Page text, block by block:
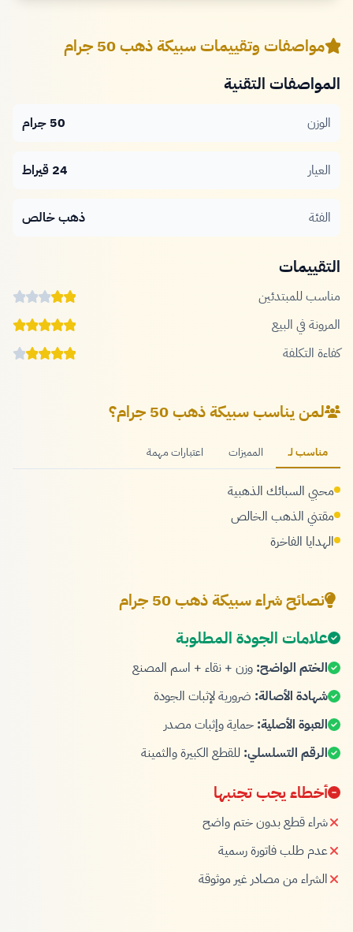
مواصفات وتقييمات سبيكة ذهب 50 جرام
المواصفات التقنية
الوزن 50 جرام
العيار 24 قيراط
الفئة ذهب خالص
التقييمات
مناسب للمبتدئين
المرونة في البيع
كفاءة التكلفة
لمن يناسب سبيكة ذهب 50 جرام؟
مناسب لـ المميزات اعتبارات مهمة
محبي السبائك الذهبية
مقتني الذهب الخالص
الهدايا الفاخرة
نصائح شراء سبيكة ذهب 50 جرام
علامات الجودة المطلوبة
الختم الواضح: وزن + نقاء + اسم المصنع
شهادة الأصالة: ضرورية لإثبات الجودة
العبوة الأصلية: حماية وإثبات مصدر
الرقم التسلسلي: للقطع الكبيرة والثمينة
أخطاء يجب تجنبها
شراء قطع بدون ختم واضح
عدم طلب فاتورة رسمية
الشراء من مصادر غير موثوقة